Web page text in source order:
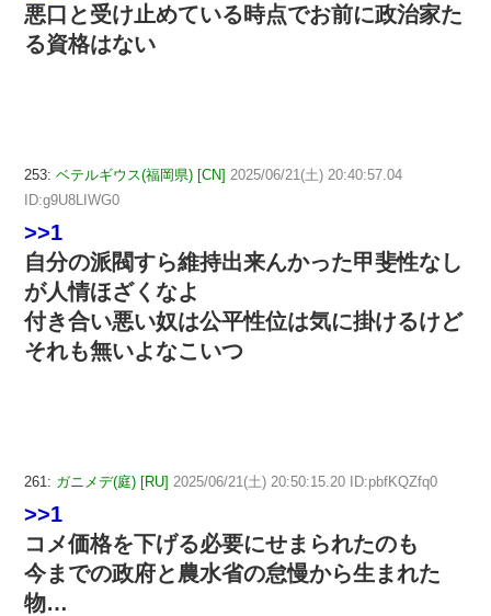
悪口と受け止めている時点でお前に政治家た
る資格はない
253: ベテルギウス(福岡県) [CN] 2025/06/21(土) 20:40:57.04
ID:g9U8LIWG0
>>1
自分の派閥すら維持出来んかった甲斐性なし
が人情ほざくなよ
付き合い悪い奴は公平性位は気に掛けるけど
それも無いよなこいつ
261: ガニメデ(庭) [RU] 2025/06/21(土) 20:50:15.20 ID:pbfKQZfq0
>>1
コメ価格を下げる必要にせまられたのも
今までの政府と農水省の怠慢から生まれた
物…